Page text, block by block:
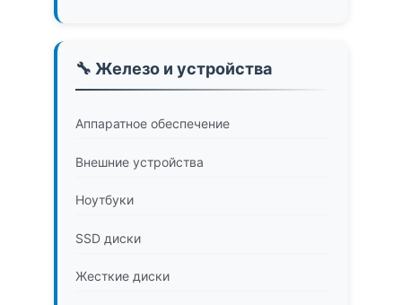
🔧 Железо и устройства
Аппаратное обеспечение
Внешние устройства
Ноутбуки
SSD диски
Жесткие диски